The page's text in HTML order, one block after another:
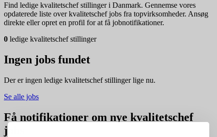
Find ledige kvalitetschef stillinger i Danmark. Gennemse vores
opdaterede liste over kvalitetschef jobs fra topvirksomheder. Ansøg
direkte eller opret en profil for at få jobnotifikationer.
0 ledige kvalitetschef stillinger
Ingen jobs fundet
Der er ingen ledige kvalitetschef stillinger lige nu.
Se alle jobs
Få notifikationer om nye kvalitetschef
jobs